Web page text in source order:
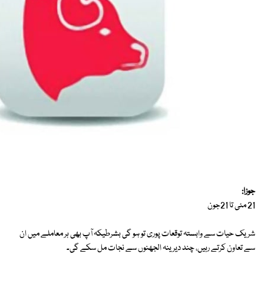
جوزا:
21 مئی تا 21جون
شریک حیات سے وابستہ توقعات پوری تو ہو گی بشرطیکہ آپ بھی ہر معاملے میں ان
سے تعاون کرتے رہیں، چند دیرینہ الجھنوں سے نجات مل سکے گی۔